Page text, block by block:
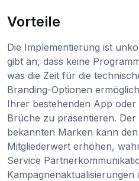
Vorteile
Die Implementierung ist
gibt an, dass keine
was die Zeit für die
Branding-Optionen
Ihrer bestehenden App oder
Brüche zu präsentieren.
bekannten Marken kann
Mitgliederwert erhöhen,
Service